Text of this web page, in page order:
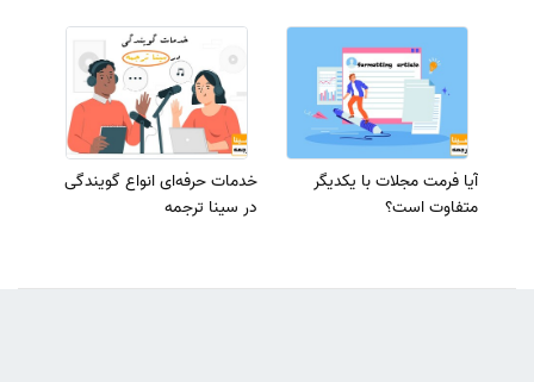
آیا فرمت مجلات با یکدیگر
متفاوت است؟
خدمات حرفه‌ای انواع گویندگی
در سینا ترجمه